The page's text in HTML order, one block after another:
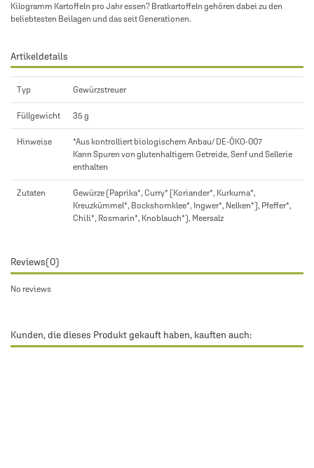
Kilogramm Kartoffeln pro Jahr essen? Bratkartoffeln gehören dabei zu den
beliebtesten Beilagen und das seit Generationen.
Artikeldetails
Typ Gewürzstreuer
Füllgewicht 35 g
Hinweise
*Aus kontrolliert biologischem Anbau/ DE-ÖKO-007
Kann Spuren von glutenhaltigem Getreide, Senf und Sellerie
enthalten
Zutaten
Gewürze (Paprika*, Curry* [Koriander*, Kurkuma*,
Kreuzkümmel*, Bockshornklee*, Ingwer*, Nelken*], Pfeffer*,
Chili*, Rosmarin*, Knoblauch*), Meersalz
Reviews(0)
No reviews
Kunden, die dieses Produkt gekauft haben, kauften auch: